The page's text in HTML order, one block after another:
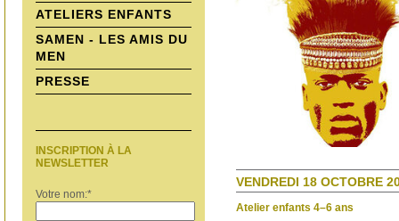
ATELIERS ENFANTS
SAMEN - LES AMIS DU
MEN
PRESSE
INSCRIPTION À LA
NEWSLETTER
Votre nom:*
VENDREDI 18 OCTOBRE
Atelier enfants 4–6 ans